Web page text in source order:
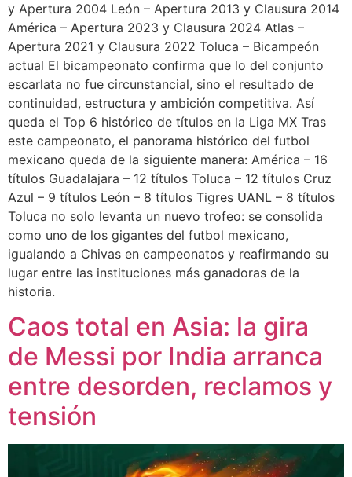
y Apertura 2004 León – Apertura 2013 y Clausura 2014
América – Apertura 2023 y Clausura 2024 Atlas –
Apertura 2021 y Clausura 2022 Toluca – Bicampeón
actual El bicampeonato confirma que lo del conjunto
escarlata no fue circunstancial, sino el resultado de
continuidad, estructura y ambición competitiva. Así
queda el Top 6 histórico de títulos en la Liga MX Tras
este campeonato, el panorama histórico del futbol
mexicano queda de la siguiente manera: América – 16
títulos Guadalajara – 12 títulos Toluca – 12 títulos Cruz
Azul – 9 títulos León – 8 títulos Tigres UANL – 8 títulos
Toluca no solo levanta un nuevo trofeo: se consolida
como uno de los gigantes del futbol mexicano,
igualando a Chivas en campeonatos y reafirmando su
lugar entre las instituciones más ganadoras de la
historia.
Caos total en Asia: la gira
de Messi por India arranca
entre desorden, reclamos y
tensión